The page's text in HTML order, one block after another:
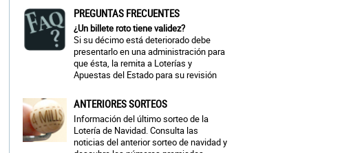
PREGUNTAS FRECUENTES
¿Un billete roto tiene validez?
Si su décimo está deteriorado debe
presentarlo en una administración para
que ésta, la remita a Loterías y
Apuestas del Estado para su revisión
ANTERIORES SORTEOS
Información del último sorteo de la
Lotería de Navidad. Consulta las
noticias del anterior sorteo de navidad y